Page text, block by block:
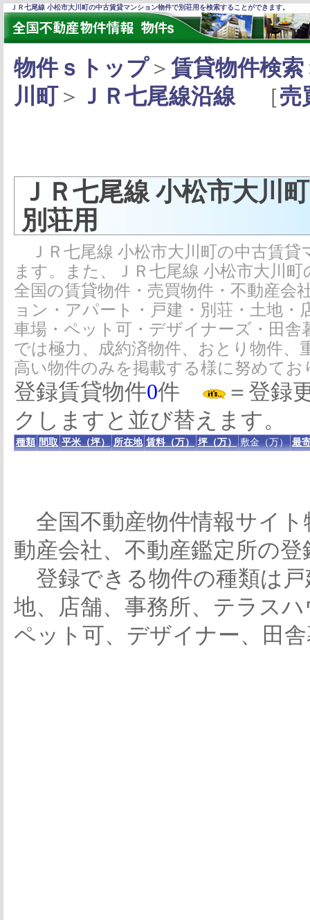
ＪＲ七尾線 小松市大川町の中古賃貸マンション物件で別荘用を検索することができます。
物件ｓトップ＞ 賃貸物件検索
川町
＞ ＪＲ七尾線沿線［売
ＪＲ七尾線 小松市大川
別荘用
ＪＲ七尾線 小松市大川町の中古賃
ます。また、ＪＲ七尾線 小松市大川
全国の賃貸物件・売買物件・不動産会
ョン・アパート・戸建・別荘・土地
車場・ペット可・デザイナーズ・田
では極力、成約済物件、おとり物件
高い物件のみを掲載する様に努めてお
登録賃貸物件0件
＝登録
クしますと並び替えます。
種類 間取 平米（坪） 所在地 賃料（万） 坪（万） 敷金（万） 最
全国不動産物件情報サイト
動産会社、不動産鑑定所の
登録できる物件の種類は
地、店舗、事務所、テラス
ペット可、デザイナー、田